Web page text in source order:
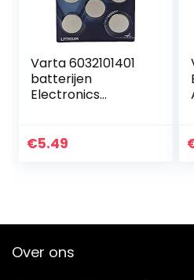
Varta 6032101401
batterijen
Electronics
batterij in originele
€5.49
Over ons